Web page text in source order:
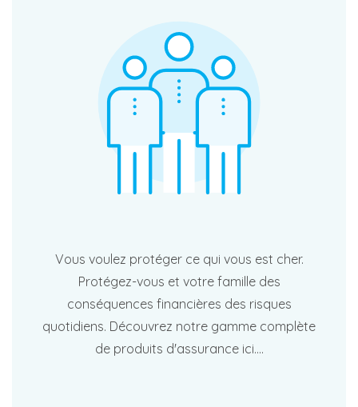
Vous voulez protéger ce qui vous est cher.
Protégez-vous et votre famille des
conséquences financières des risques
quotidiens. Découvrez notre gamme complète
de produits d'assurance ici....